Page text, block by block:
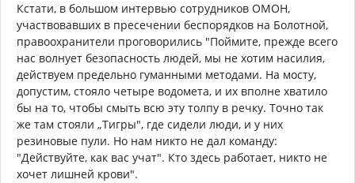
Кстати, в большом интервью сотрудников ОМОН,
участвовавших в пресечении беспорядков на Болотной,
правоохранители проговорились "Поймите, прежде всего
нас волнует безопасность людей, мы не хотим насилия,
действуем предельно гуманными методами. На мосту,
допустим, стояло четыре водомета, и их вполне хватило
бы на то, чтобы смыть всю эту толпу в речку. Точно так
же там стояли „Тигры", где сидели люди, и у них
резиновые пули. Но нам никто не дал команду:
"Действуйте, как вас учат". Кто здесь работает, никто не
хочет лишней крови".